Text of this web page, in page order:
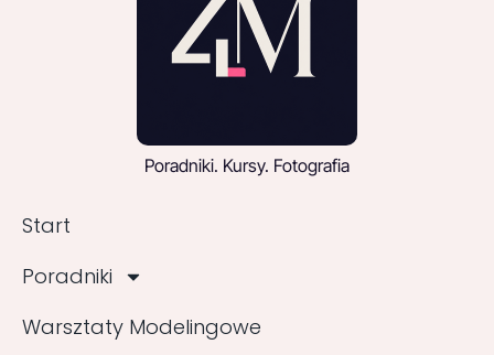
Poradniki. Kursy. Fotografia
Start
Poradniki
Warsztaty Modelingowe